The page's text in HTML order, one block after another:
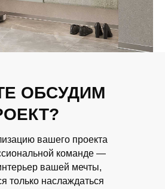
вашего проекта
команде —
вашей мечты,
только наслаждаться
ОБСУДИМ